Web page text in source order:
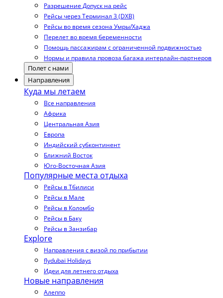
Разрешение Допуск на рейс
Рейсы через Терминал 3 (DXB)
Рейсы во время сезона Умры/Хаджа
Перелет во время беременности
Помощь пассажирам с ограниченной подвижностью
Нормы и правила провоза багажа интерлайн-партнеров
Полет с нами
Направления
Куда мы летаем
Все направления
Африка
Центральная Азия
Европа
Индийский субконтинент
Ближний Восток
Юго-Восточная Азия
Популярные места отдыха
Рейсы в Тбилиси
Рейсы в Мале
Рейсы в Коломбо
Рейсы в Баку
Рейсы в Занзибар
Explore
Направления с визой по прибытии
flydubai Holidays
Идеи для летнего отдыха
Новые направления
Алеппо